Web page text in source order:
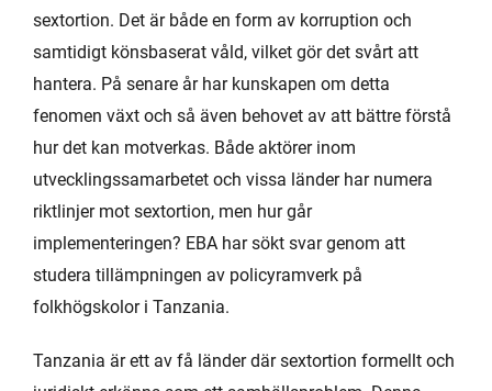
sextortion. Det är både en form av korruption och
samtidigt könsbaserat våld, vilket gör det svårt att
hantera. På senare år har kunskapen om detta
fenomen växt och så även behovet av att bättre förstå
hur det kan motverkas. Både aktörer inom
utvecklingssamarbetet och vissa länder har numera
riktlinjer mot sextortion, men hur går
implementeringen? EBA har sökt svar genom att
studera tillämpningen av policyramverk på
folkhögskolor i Tanzania.
Tanzania är ett av få länder där sextortion formellt och